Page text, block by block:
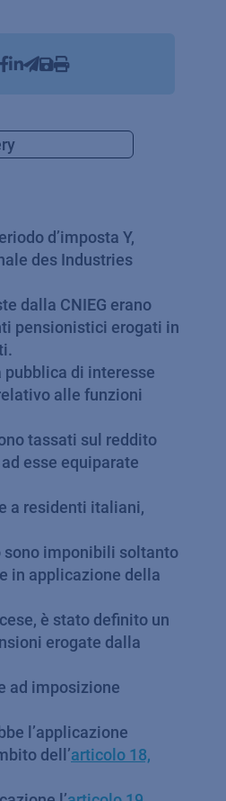
d’imposta Y,
des Industries
dalla CNIEG erano
pensionistici erogati in
pubblica di interesse
alle funzioni
tassati sul reddito
esse equiparate
a residenti italiani,
sono imponibili soltanto
in applicazione della
è stato definito un
erogate dalla
ad imposizione
l’applicazione
dell’articolo 18,